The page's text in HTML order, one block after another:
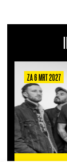
ZA 6 MRT 2027